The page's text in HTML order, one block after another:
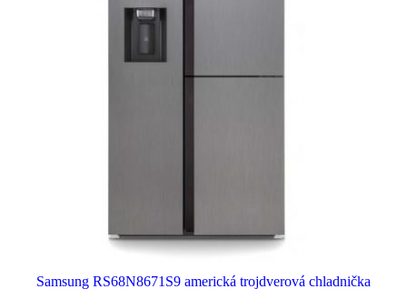
Samsung RS68N8671S9 americká trojdverová chladnička